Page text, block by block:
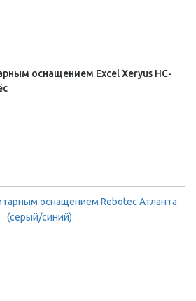
оснащением Excel Xeryus HC-